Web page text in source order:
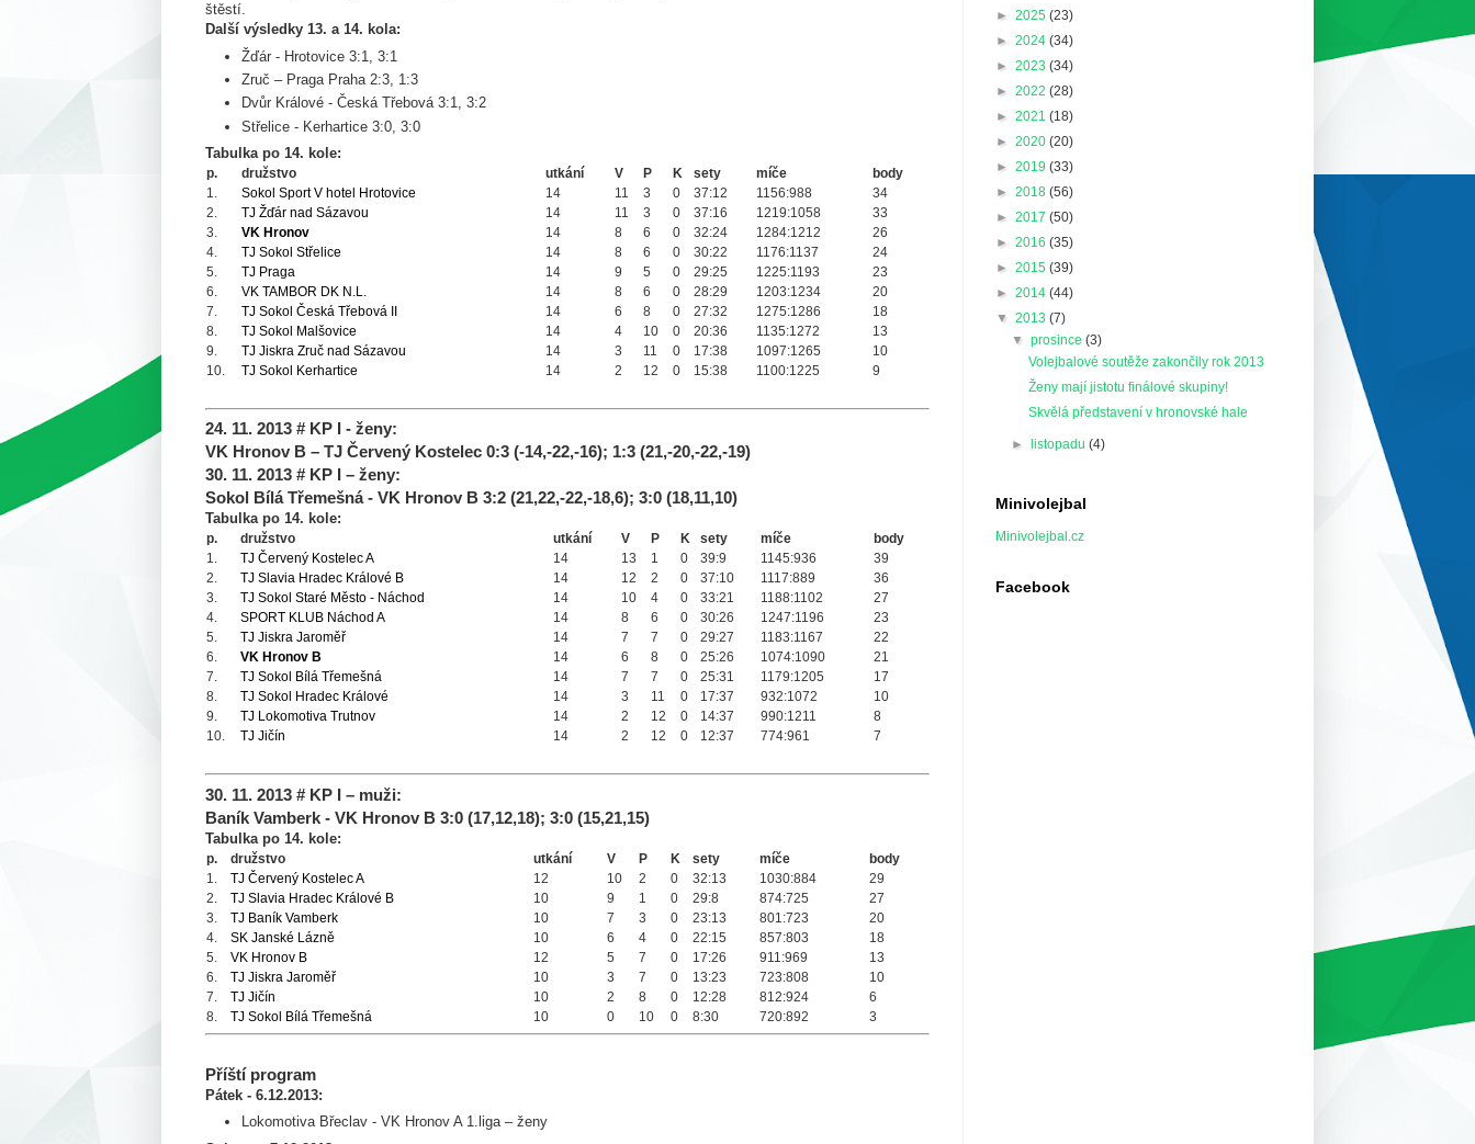
štěstí.
Další výsledky 13. a 14. kola:
Žďár - Hrotovice 3:1, 3:1
Zruč – Praga Praha 2:3, 1:3
Dvůr Králové - Česká Třebová 3:1, 3:2
Střelice - Kerhartice 3:0, 3:0
Tabulka po 14. kole:
p. družstvo utkání V P K sety míče
body
1.
Sokol Sport V hotel Hrotovice 14 11 3 0 37:12 1156:988
34
2.
TJ Žďár nad Sázavou 14 11 3 0 37:16 1219:1058
33
3.
VK Hronov 14 8 6 0 32:24 1284:1212
26
4.
TJ Sokol Střelice 14 8 6 0 30:22 1176:1137
24
5.
TJ Praga 14 9 5 0 29:25 1225:1193
23
6.
VK TAMBOR DK N.L. 14 8 6 0 28:29 1203:1234
20
7.
TJ Sokol Česká Třebová II 14 6 8 0 27:32 1275:1286
18
8.
TJ Sokol Malšovice 14 4 10 0 20:36 1135:1272
13
9.
TJ Jiskra Zruč nad Sázavou 14 3 11 0 17:38 1097:1265
10
10.
TJ Sokol Kerhartice 14 2 12 0 15:38 1100:1225 9
24. 11. 2013 # KP I - ženy:
VK Hronov B – TJ Červený Kostelec 0:3 (-14,-22,-16); 1:3 (21,-20,-22,-19)
30. 11. 2013 # KP I – ženy:
Sokol Bílá Třemešná - VK Hronov B 3:2 (21,22,-22,-18,6); 3:0 (18,11,10)
Tabulka po 14. kole:
p. družstvo utkání V P K sety míče
body
1.
TJ Červený Kostelec A 14 13 1 0 39:9 1145:936
39
2.
TJ Slavia Hradec Králové B 14 12 2 0 37:10 1117:889
36
3.
TJ Sokol Staré Město - Náchod 14 10 4 0 33:21 1188:1102
27
4.
SPORT KLUB Náchod A 14 8 6 0 30:26 1247:1196
23
5.
TJ Jiskra Jaroměř 14 7 7 0 29:27 1183:1167
22
6.
VK Hronov B 14 6 8 0 25:26 1074:1090
21
7.
TJ Sokol Bílá Třemešná 14 7 7 0 25:31 1179:1205
17
8.
TJ Sokol Hradec Králové 14 3 11 0 17:37 932:1072
10
9.
TJ Lokomotiva Trutnov 14 2 12 0 14:37 990:1211
8
10.
TJ Jičín 14 2 12 0 12:37 774:961 7
30. 11. 2013 # KP I – muži:
Baník Vamberk - VK Hronov B 3:0 (17,12,18); 3:0 (15,21,15)
Tabulka po 14. kole:
p. družstvo utkání V P K sety míče
body
1.
TJ Červený Kostelec A 12 10 2 0 32:13 1030:884
29
2.
TJ Slavia Hradec Králové B 10 9 1 0 29:8 874:725
27
3.
TJ Baník Vamberk 10 7 3 0 23:13 801:723
20
4.
SK Janské Lázně 10 6 4 0 22:15 857:803
18
5.
VK Hronov B 12 5 7 0 17:26 911:969
13
6.
TJ Jiskra Jaroměř 10 3 7 0 13:23 723:808
10
7.
TJ Jičín 10 2 8 0 12:28 812:924
6
8.
TJ Sokol Bílá Třemešná 10 0 10 0 8:30 720:892 3
Příští program
Pátek - 6.12.2013:
Lokomotiva Břeclav - VK Hronov A 1.liga – ženy
► 2025 (23)
► 2024 (34)
► 2023 (34)
► 2022 (28)
► 2021 (18)
► 2020 (20)
► 2019 (33)
► 2018 (56)
► 2017 (50)
► 2016 (35)
► 2015 (39)
► 2014 (44)
▼ 2013 (7)
▼prosince(3)
Volejbalové soutěže zakončily rok 2013
Ženy mají jistotu finálové skupiny!
Skvělá představení v hronovské hale
► listopadu(4)
Minivolejbal
Minivolejbal.cz
Facebook